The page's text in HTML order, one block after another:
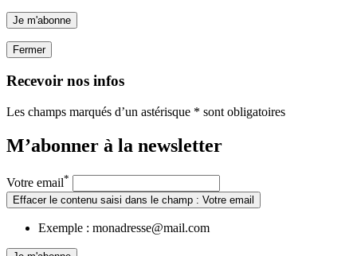
Je m'abonne
Fermer
Recevoir nos infos
Les champs marqués d’un astérisque * sont obligatoires
M’abonner à la newsletter
Votre email*
Effacer le contenu saisi dans le champ : Votre email
Exemple : monadresse@mail.com